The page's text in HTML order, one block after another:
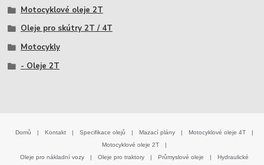
Motocyklové oleje 2T
Oleje pro skútry 2T / 4T
Motocykly
- Oleje 2T
Domů | Kontakt | Specifikace olejů | Mazací plány | Motocyklové oleje 4T
|
Motocyklové oleje 2T
|
Oleje pro nákladní vozy
| Oleje pro traktory | Průmyslové oleje |
Hydraulické